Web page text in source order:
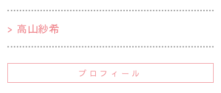
高山紗希
プロフィール